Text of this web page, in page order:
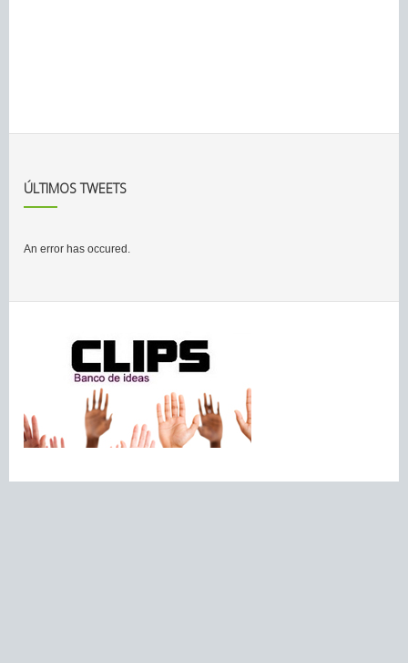
ÚLTIMOS TWEETS
An error has occured.